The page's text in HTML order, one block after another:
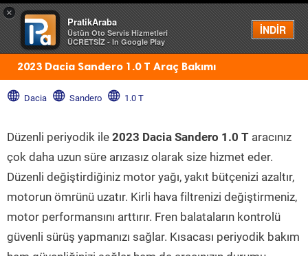
×
PratikAraba
Üstün Oto Servis Hizmetleri
ÜCRETSİZ - In Google Play
İNDİR
Menü
2023 Dacia Sandero 1.0 T Araç Bakımı
Dacia Sandero 1.0 T
Düzenli periyodik ile 2023 Dacia Sandero 1.0 T aracınız
çok daha uzun süre arızasız olarak size hizmet eder.
Düzenli değiştirdiğiniz motor yağı, yakıt bütçenizi azaltır,
motorun ömrünü uzatır. Kirli hava filtrenizi değiştirmeniz,
motor performansını arttırır. Fren balataların kontrolü
güvenli sürüş yapmanızı sağlar. Kısacası periyodik bakım